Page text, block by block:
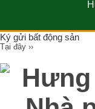
Ký gửi bất động sản
Tại đây ››